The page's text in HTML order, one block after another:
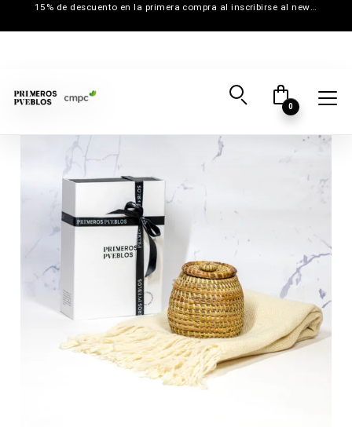
15% de descuento en la primera compra al inscribirse al newsletter
0